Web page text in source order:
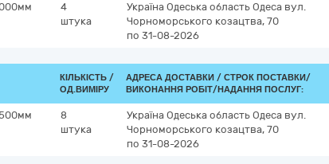
4
штука
Україна Одеська область Одеса вул.
Чорноморського козацтва, 70
по 31-08-2026
КІЛЬКІСТЬ /
ОД.ВИМІРУ
АДРЕСА ДОСТАВКИ / СТРОК ПОСТАВКИ/
ВИКОНАННЯ РОБІТ/НАДАННЯ ПОСЛУГ:
8
штука
Україна Одеська область Одеса вул.
Чорноморського козацтва, 70
по 31-08-2026